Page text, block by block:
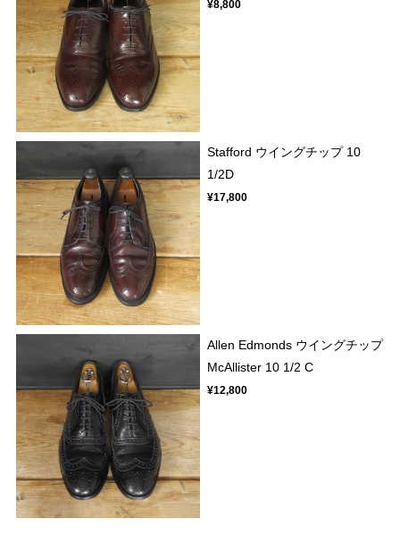
¥8,800
Stafford ウイングチップ 10
1/2D
¥17,800
Allen Edmonds ウイングチップ
McAllister 10 1/2 C
¥12,800